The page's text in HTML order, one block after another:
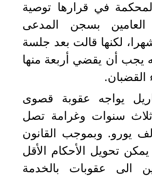
في قرارها توصية
العامين بسجن المدعى
18 شهرا، لكنها قالت بعد جلسة
يجب أن يقضي أربعة منها
يواجه عقوبة قصوى
سنوات وغرامة تصل
45 ألف يورو. وبموجب القانون
تحويل الأحكام الأقل
الى عقوبات بالخدمة